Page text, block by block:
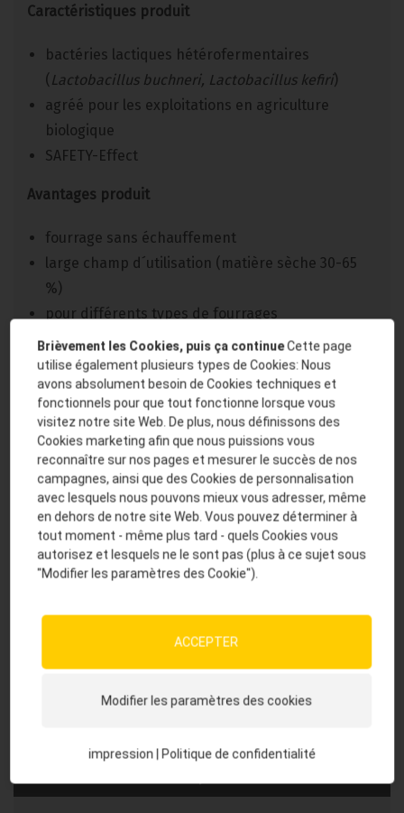
Caractéristiques produit
bactéries lactiques hétérofermentaires
( Lactobacillus buchneri, Lactobacillus kefiri)
agréé pour les exploitations en agriculture
biologique
SAFETY-Effect
Avantages produit
fourrage sans échauffement
large champ d´utilisation (matière sèche 30-65
%)
pour différents types de fourrages
faible dosage (Ultra Bas Volume [ULV]) et
application liquide
Vosavantages
grande flexibilité
utilisation facile
protège contre l´échauffement la formation de
moisissures
Avantages du produit
Domaine d'application principal
Cela pourrait également vous intéresser
Brièvement les Cookies, puis ça continueCette page
utilise également plusieurs types de Cookies: Nous
avons absolument besoin de Cookies techniques et
fonctionnels pour que tout fonctionne lorsque vous
visitez notre site Web. De plus, nous définissons des
Cookies marketing afin que nous puissions vous
reconnaître sur nos pages et mesurer le succès de nos
campagnes, ainsi que des Cookies de personnalisation
avec lesquels nous pouvons mieux vous adresser, même
en dehors de notre site Web. Vous pouvez déterminer à
tout moment - même plus tard - quels Cookies vous
autorisez et lesquels ne le sont pas (plus à ce sujet sous
"Modifier les paramètres des Cookie").
ACCEPTER
Modifier les paramètres des cookies
impression | Politique de confidentialité